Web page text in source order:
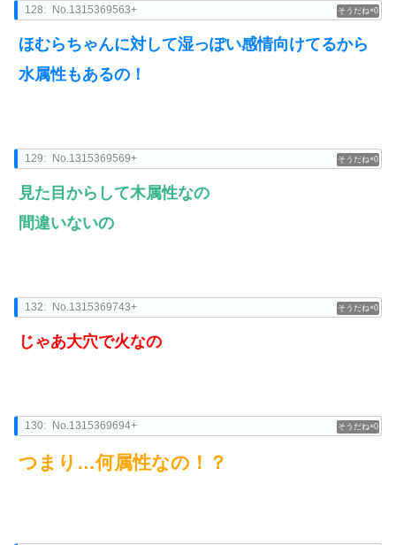
0
128: No.1315369563+
ほむらちゃんに対して湿っぽい感情向けてるから
水属性もあるの！
0
129: No.1315369569+
見た目からして木属性なの
間違いないの
0
132: No.1315369743+
じゃあ大穴で火なの
0
130: No.1315369694+
つまり…何属性なの！？